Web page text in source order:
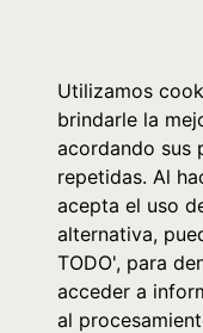
Utilizamos
brindarle la
acordando sus
repetidas. Al
acepta el uso
alternativa,
TODO', para
acceder a
al